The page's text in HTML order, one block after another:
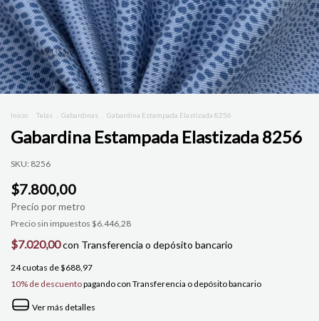
Inicio Telas Gabardinas Gabardina Estampada Elastizada 8256
Gabardina Estampada Elastizada 8256
SKU: 8256
$7.800,00
Precio sin impuestos $6.446,28
$7.020,00con Transferencia o depósito bancario
24 cuotas de$688,97
10% de descuentopagando con Transferencia o depósito bancario
Ver más detalles